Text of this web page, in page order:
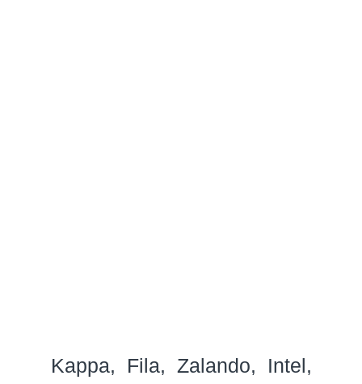
Kappa Fila Zalando
Intel